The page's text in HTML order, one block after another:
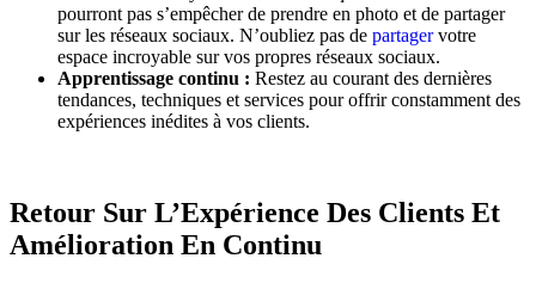
pourront pas s’empêcher de prendre en photo et de partager
sur les réseaux sociaux. N’oubliez pas de partagervotre
espace incroyable sur vos propres réseaux sociaux.
Apprentissage continu : Restez au courant des dernières
tendances, techniques et services pour offrir constamment des
expériences inédites à vos clients.
Retour Sur L’Expérience Des Clients Et
Amélioration En Continu